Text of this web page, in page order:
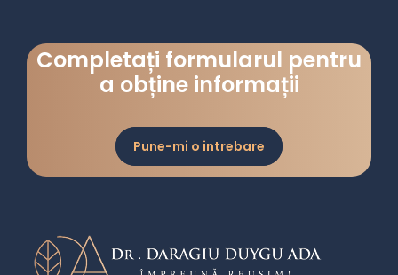
Completați formularul pentru
a obține informații
Pune-mi o intrebare